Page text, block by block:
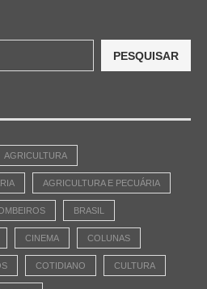
PESQUISAR
AGRICULTURA
AGRICULTURA E PECUÁRIA
BRASIL
CINEMA COLUNAS
COTIDIANO CULTURA